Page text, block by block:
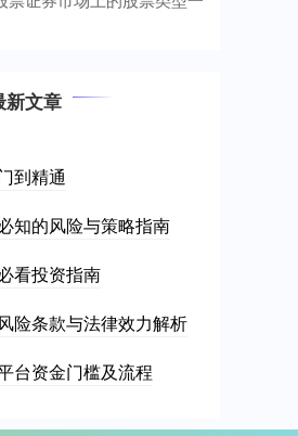
新文章
到精通
知的风险与策略指南
看投资指南
险条款与法律效力解析
台资金门槛及流程